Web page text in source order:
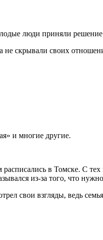
люди приняли решение
не скрывали своих
и многие другие.
в Томске. С тех
из-за того, что
свои взгляды, ведь